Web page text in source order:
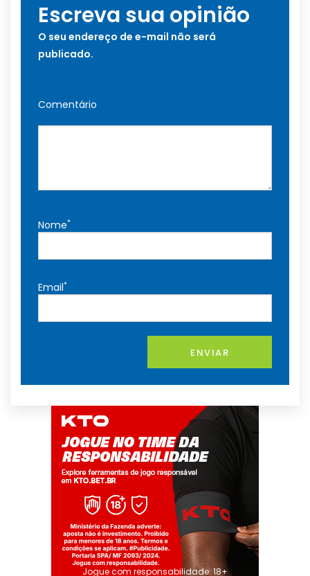
Escreva sua opinião
O seu endereço de e-mail não será
publicado.
Comentário
Nome*
Email*
ENVIAR
Jogue com responsabilidade. 18+